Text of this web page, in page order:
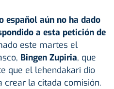
español aún no ha dado
a esta petición de
este martes el
Bingen Zupiria, que
que el lehendakari dio
crear la citada comisión.